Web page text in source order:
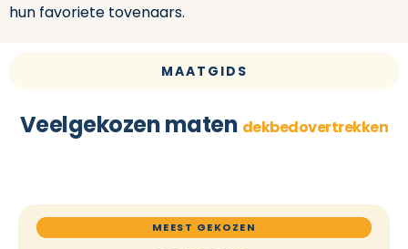
hun favoriete tovenaars.
MAATGIDS
Veelgekozen maten dekbedovertrekken
MEEST GEKOZEN